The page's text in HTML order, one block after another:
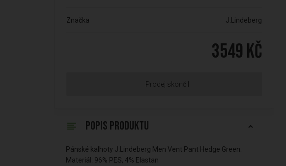
Značka J.Lindeberg
3549 Kč
Prodej skončil
POPIS PRODUKTU
Pánské kalhoty J.Lindeberg Men Vent Pant Hedge Green.
Materiál: 96% PES, 4% Elastan